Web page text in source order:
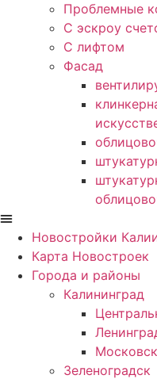
Проблемные
С эскроу
С лифтом
Фасад
Новостройки
Карта Новостроек
Города и районы
Калининград
Зеленоградск